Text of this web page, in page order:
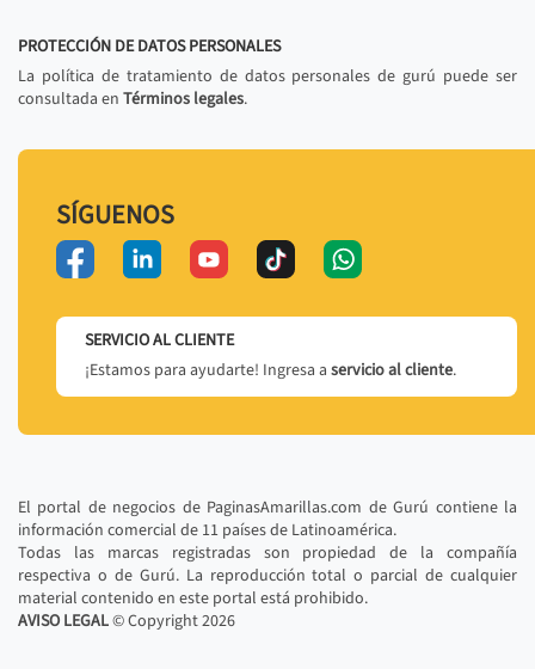
PROTECCIÓN DE DATOS PERSONALES
La política de tratamiento de datos personales de gurú puede ser
consultada en Términos legales.
SÍGUENOS
SERVICIO AL CLIENTE
¡Estamos para ayudarte! Ingresa a servicio al cliente.
El portal de negocios de PaginasAmarillas.com de Gurú contiene la
información comercial de 11 países de Latinoamérica.
Todas las marcas registradas son propiedad de la compañía
respectiva o de Gurú. La reproducción total o parcial de cualquier
material contenido en este portal está prohibido.
AVISO LEGAL© Copyright2026